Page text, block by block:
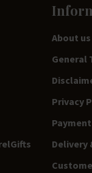
About us
General
Privacy
Delivery